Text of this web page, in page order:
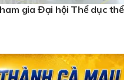
gia Đại hội Thể dục thể